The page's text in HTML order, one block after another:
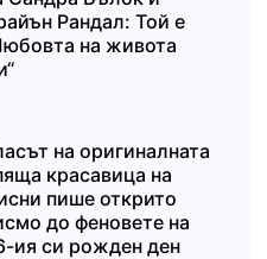
Рандал: Той е
на живота
на оригиналната
красавица на
пише открито
до феновете на
ия си рожден ден